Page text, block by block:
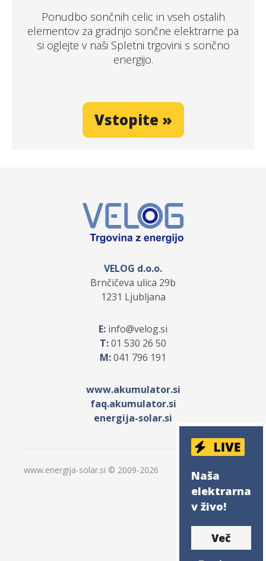
Naša
elektrarna
v živo!
Več
Ponudbo sončnih celic in vseh ostalih
elementov za gradnjo sončne elektrarne pa
si oglejte v naši Spletni trgovini s sončno
energijo.
Vstopite »
VELOG d.o.o.
Brnčičeva ulica 29b
1231 Ljubljana
E: info
velog.si
T:01 530 26 50
M:041 796 191
www.akumulator.si
faq.akumulator.si
energija-solar.si
www.energija-solar.si © 2009-2026